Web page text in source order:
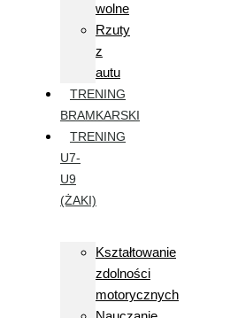
wolne
Rzuty
z
autu
TRENING
BRAMKARSKI
TRENING
U7-
U9
(ŻAKI)
Kształtowanie
zdolności
motorycznych